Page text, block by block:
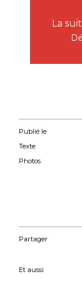
La
Publié le
Texte
Photos
Partager
Et aussi